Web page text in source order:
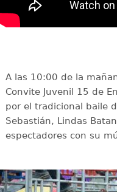
A las 10:00 de la
Convite Juvenil 15 de
por el tradicional baile
Sebastián, Lindas
espectadores con su